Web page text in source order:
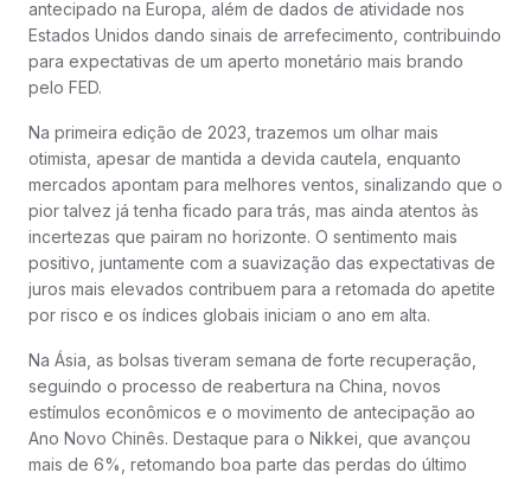
antecipado na Europa, além de dados de atividade nos
Estados Unidos dando sinais de arrefecimento, contribuindo
para expectativas de um aperto monetário mais brando
pelo FED.
Na primeira edição de 2023, trazemos um olhar mais
otimista, apesar de mantida a devida cautela, enquanto
mercados apontam para melhores ventos, sinalizando que o
pior talvez já tenha ficado para trás, mas ainda atentos às
incertezas que pairam no horizonte. O sentimento mais
positivo, juntamente com a suavização das expectativas de
juros mais elevados contribuem para a retomada do apetite
por risco e os índices globais iniciam o ano em alta.
Na Ásia, as bolsas tiveram semana de forte recuperação,
seguindo o processo de reabertura na China, novos
estímulos econômicos e o movimento de antecipação ao
Ano Novo Chinês. Destaque para o Nikkei, que avançou
mais de 6%, retomando boa parte das perdas do último